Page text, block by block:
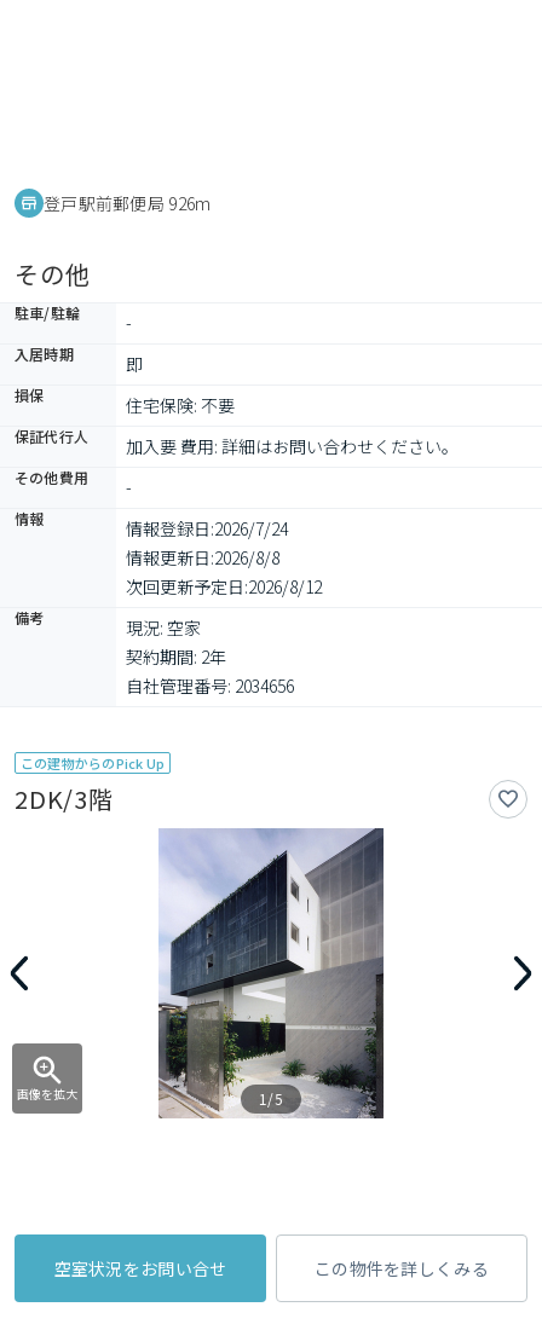
登戸駅前郵便局 926m
その他
駐車/駐輪 -
入居時期 即
損保 住宅保険: 不要
保証代行人 加入要 費用: 詳細はお問い合わせください。
その他費用 -
情報 情報登録日:2026/7/24
情報更新日:2026/8/8
次回更新予定日:2026/8/12
備考
現況: 空家
契約期間: 2年
自社管理番号: 2034656
この建物からのPick Up
2DK/3階
画像を拡大 1/5
空室状況をお問い合せ この物件を詳しくみる